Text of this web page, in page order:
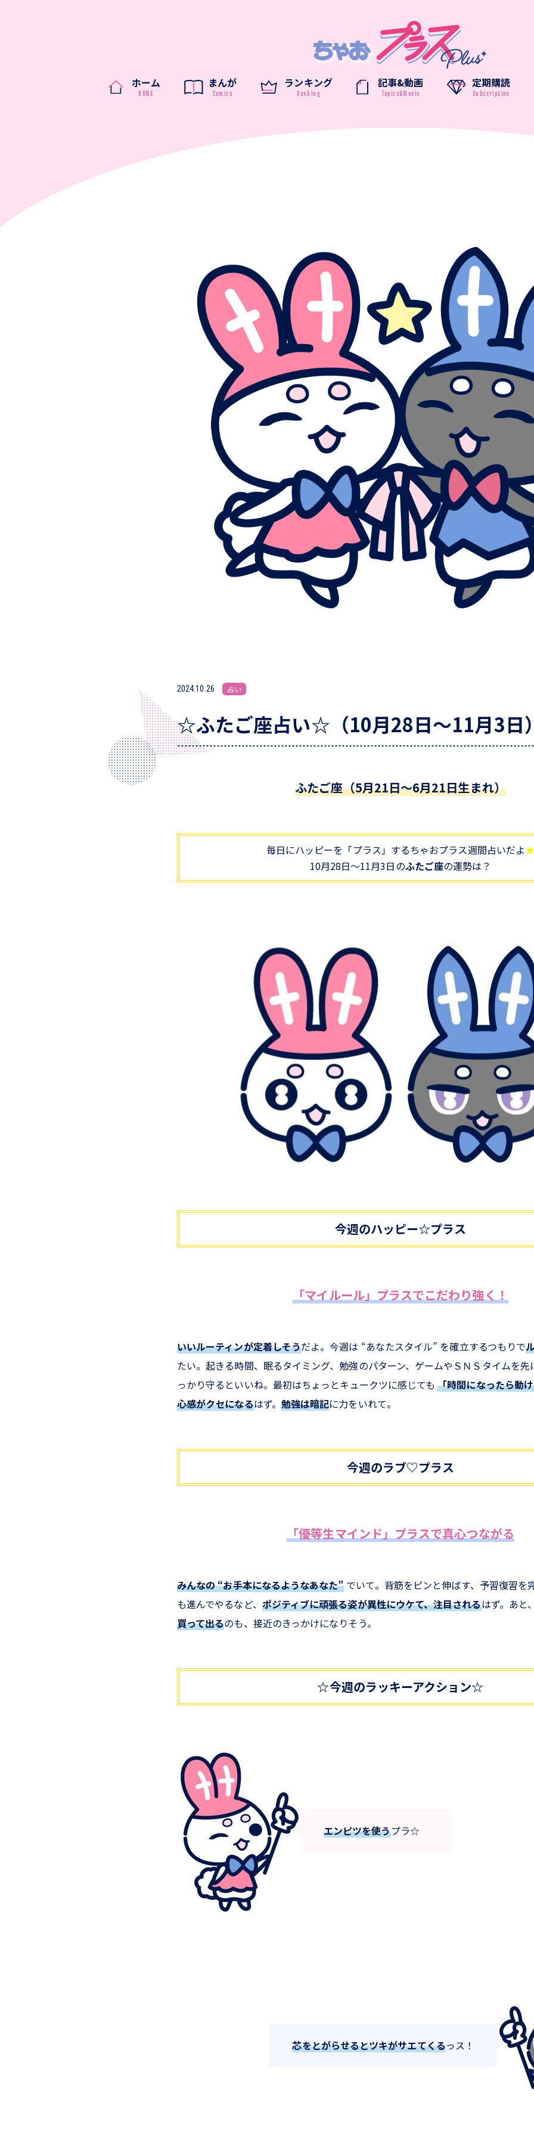
ホーム まんが ランキング 記事&動画 定期購読
2024.10.26 占い
☆ふたご座占い☆（10月28日～11月3日
ふたご座（5月21日～6月21日生まれ）
毎日にハッピーを「プラス」するちゃおプラス週間占いだよ
10月28日～11月3日のふたご座の運勢は？
今週のハッピー☆プラス
「マイルール」プラスでこだわり強く！
いいルーティンが定着しそうだよ。今週は “あなたスタイル” を確立するつもりで
たい。起きる時間、眠るタイミング、勉強のパターン、ゲームやＳＮＳタイムを
っかり守るといいね。最初はちょっとキュークツに感じても「時間になったら動
心感がクセになるはず。 勉強は暗記に力をいれて。
今週のラブ♡プラス
「優等生マインド」プラスで真心つながる
みんなの “お手本になるようなあなた”でいて。背筋をピンと伸ばす、予習復習を
も進んでやるなど、 ポジティブに頑張る姿が異性にウケて、注目されるはず。あと
買って出るのも、接近のきっかけになりそう。
☆今週のラッキーアクション☆
エンピツを使うプラ☆
芯をとがらせるとツキがサエてくるっス！